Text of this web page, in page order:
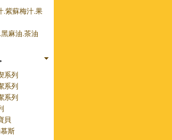
.紫蘇梅汁.果
麻油.茶油
系列
系列
系列
貝
斯